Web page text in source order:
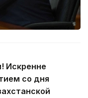
Искренне
со дня